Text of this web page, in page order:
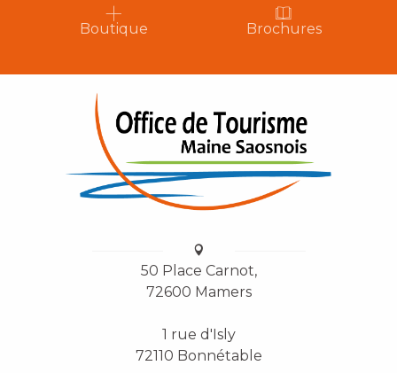
Boutique Brochures
50 Place Carnot,
72600 Mamers
1 rue d'Isly
72110 Bonnétable